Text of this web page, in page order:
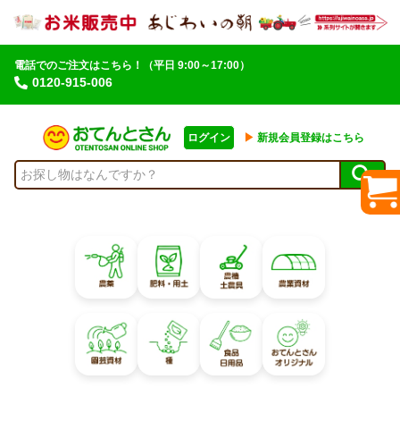
電話でのご注文はこちら！
0120-915-006
（平日 9:00～17:00）
ログイン ▶︎ 新規会員登録はこちら